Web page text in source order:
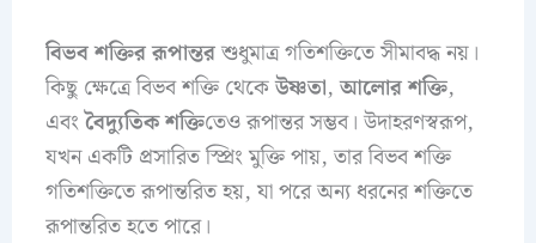
বিভব শক্তির রূপান্তরশুধুমাত্র গতিশক্তিতে সীমাবদ্ধ নয়।
কিছু ক্ষেত্রে বিভব শক্তি থেকেউষ্ণতা,আলোর শক্তি,
এবংবৈদ্যুতিক শক্তিতেও রূপান্তর সম্ভব। উদাহরণস্বরূপ,
যখন একটি প্রসারিত স্প্রিং মুক্তি পায়, তার বিভব শক্তি
গতিশক্তিতে রূপান্তরিত হয়, যা পরে অন্য ধরনের শক্তিতে
রূপান্তরিত হতে পারে।